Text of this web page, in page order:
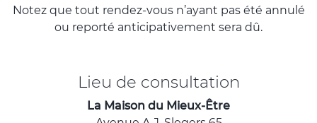
Notez que tout rendez-vous n’ayant pas été annulé
ou reporté anticipativement sera dû.
Lieu de consultation
La Maison du Mieux-Être